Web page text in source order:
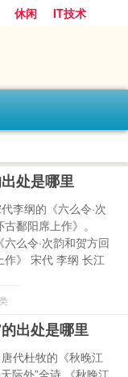
休闲
IT技术
处是哪里
李纲的《六么令·次
鄱阳席上作》。
六么令·次韵和贺方回
作》 宋代 李纲 长江
出处是哪里
代杜牧的《秋晚江